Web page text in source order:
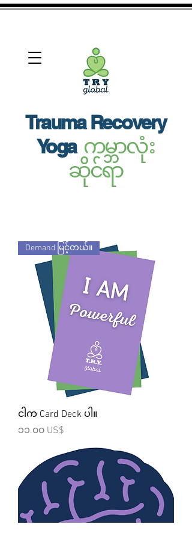
Trauma Recovery
Yoga ကမ္ဘာလုံး
ဆိုင်ရာ
Demand မြင့်တယ်။
ငါက Card Deck ပါ။
Price
၁၁.၀၀ US$